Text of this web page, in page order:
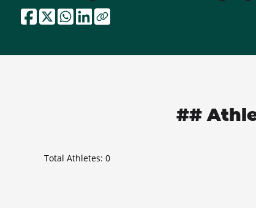
##
Total Athletes: 0